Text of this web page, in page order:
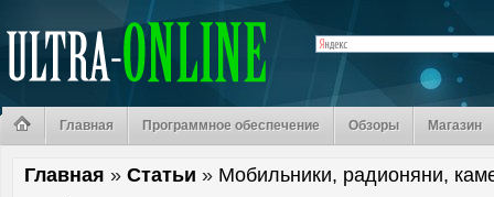
Главная Программное обеспечение Обзоры Магазин
Главная » Статьи » Мобильники, радионяни,